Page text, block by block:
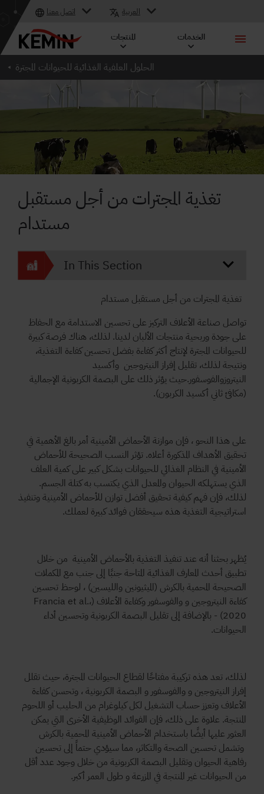
اتصل معنا العربية
المنتجات الخدمات
الحلول العلفية الغذائية للحيوانات المجترة
تغذية المجترات من أجل مستقبل
مستدام
In This Section
تغذية المجترات من أجل مستقبل مستدام
تواصل صناعة الأعلاف التركيز على تحسين الاستدامة مع الحفاظ
على جودة وربحية منتجات الألبان لدينا. لذلك، هناك فرصة كبيرة
للحيوانات المجترة لإنتاج أكثر كفاءة بفضل تحسين كفاءة التغذية،
ونتيجة لذلك، تقليل إفراز النيتروجين وأكسيد
النيتروزوالفوسفور.حيث يؤثر ذلك على البصمة الكربونية الإجمالية
(مكافئ ثاني أكسيد الكربون).
على هذا النحو ، فإن موازنة الأحماض الأمينية أمر بالغ الأهمية في
تحقيق الأهداف المذكورة أعلاه. تؤثر النسب الصحيحة للأحماض
الأمينية في النظام الغذائي للحيوانات بشكل كبير على كمية العلف
الذي يستهلكه الحيوان والمعدل الذي يكتسب به كتلة الجسم.
لذلك، فإن فهم كيفية تحقيق أفضل توازن للأحماض الأمينية وتنفيذ
استراتيجية التغذية هذه سيحققان فوائد كبيرة لعملك.
يُظهر بحثنا أنه عند تنفيذ التغذية بالأحماض الأمينية من خلال
تطبيق أحدث المعارف الغذائية المتاحة جنبًا إلى جنب مع المكملات
الصحيحة المحمية بالكرش (الميثيونين والليسين) ، لوحظ تحسين
كفاءة النيتروجين و والفوسفور وكفاءة الأعلاف (Francia et al.،
2020) - بالإضافة إلى تقليل البصمة الكربونية وتحسين أداء
الحيوانات.
لذلك، تعد هذه تركيبة مفتاحًا لقطاع الحيوانات المجترة، حيث تقلل
إفراز النيتروجين و والفوسفور و البصمة الكربونية ، وتحسن كفاءة
الأعلاف وتعزز حساب التشغيل لكل كيلوغرام من الحليب أو اللحوم
المنتجة. علاوة على ذلك، فإن الفوائد الوظيفية الأخرى التي يمكن
العثور عليها أيضًا باستخدام الأحماض الأمينية المحمية بالكرش
وتشمل تحسين الصحة والتكاثر، مما سيؤدي حتماً إلى تحسين
رفاهية الحيوان وتقليل البصمة الكربونية من خلال وجود عدد أقل
من الحيوانات غير المنتجة في المزرعة و طول العمر أكبر.